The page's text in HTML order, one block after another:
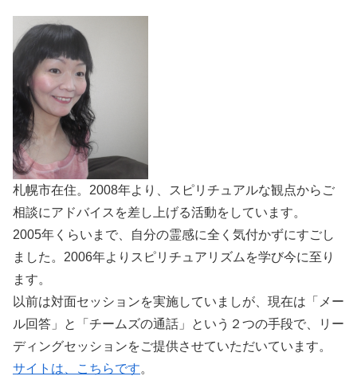
札幌市在住。2008年より、スピリチュアルな観点からご
相談にアドバイスを差し上げる活動をしています。
2005年くらいまで、自分の霊感に全く気付かずにすごし
ました。2006年よりスピリチュアリズムを学び今に至り
ます。
以前は対面セッションを実施していましが、現在は「メー
ル回答」と「チームズの通話」という２つの手段で、リー
ディングセッションをご提供させていただいています。
サイトは、こちらです。